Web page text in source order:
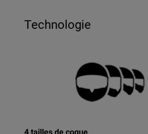
Technologie
4 tailles de coque